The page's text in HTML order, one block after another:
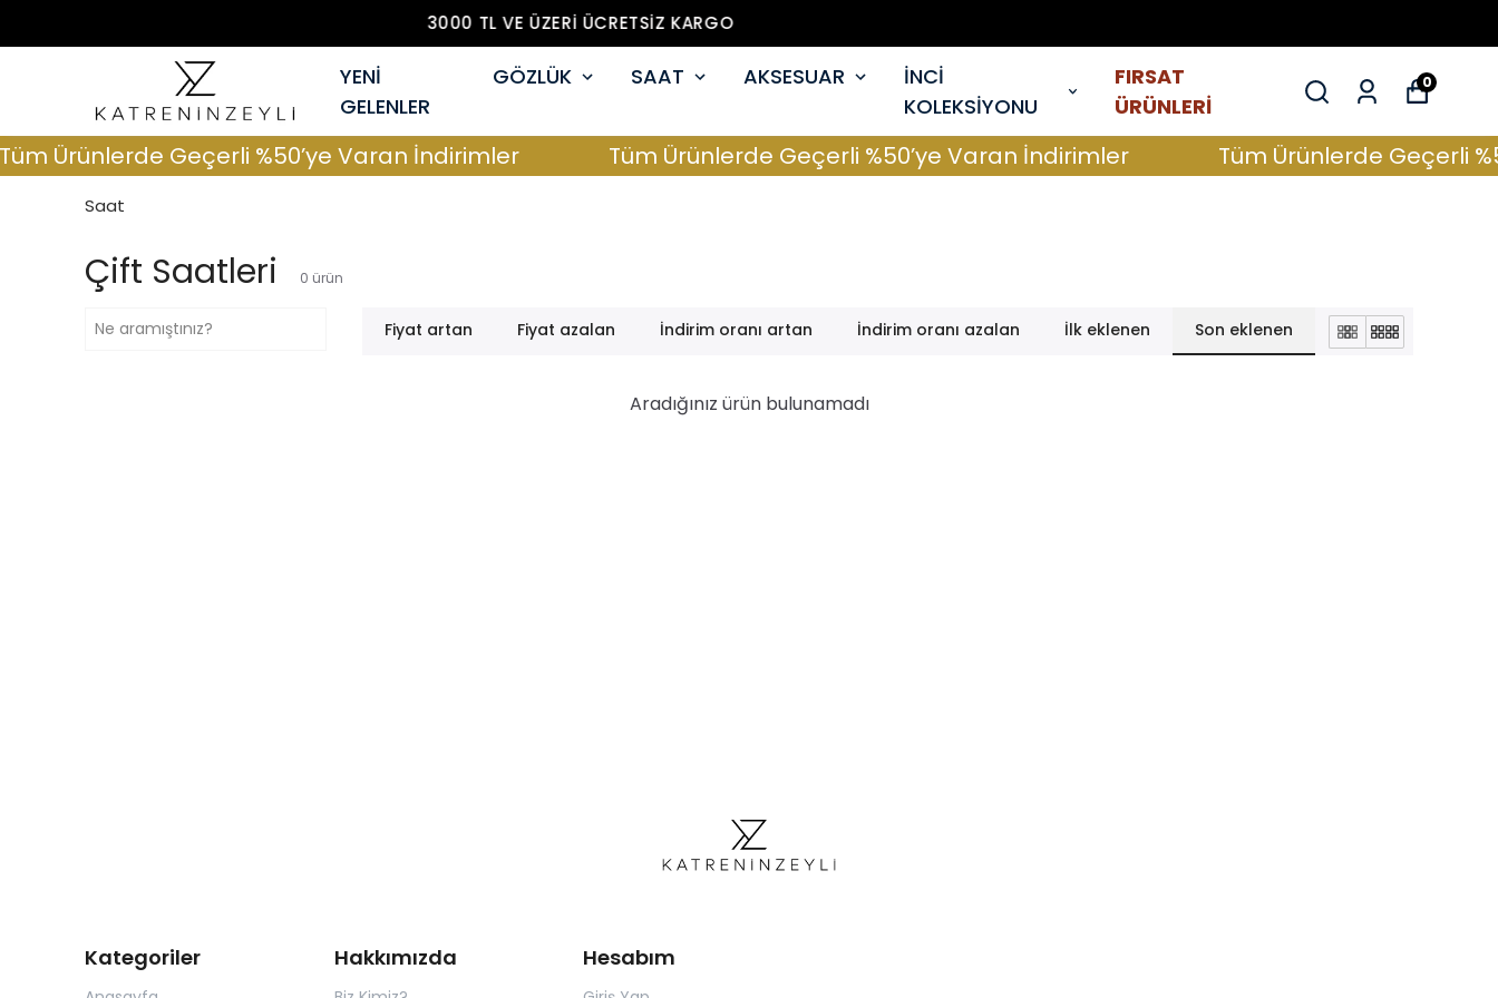
3000 TL VE ÜZERİ ÜCRETSİZ KARGO
YENİ
GELENLER
GÖZLÜK SAAT AKSESUAR
İNCİ
KOLEKSİYONU
FIRSAT
ÜRÜNLERİ
0
Ürünlerde Geçerli %50’ye Varan İndirimler Tüm Ürünlerde Geçerli %50’ye Varan İndirimler Tüm Ürünlerde Geçerli
Saat
Çift Saatleri 0 ürün
Fiyat artan Fiyat azalan İndirim oranı artan İndirim oranı azalan İlk eklenen Son eklenen
Aradığınız ürün bulunamadı
Kategoriler Hakkımızda Hesabım